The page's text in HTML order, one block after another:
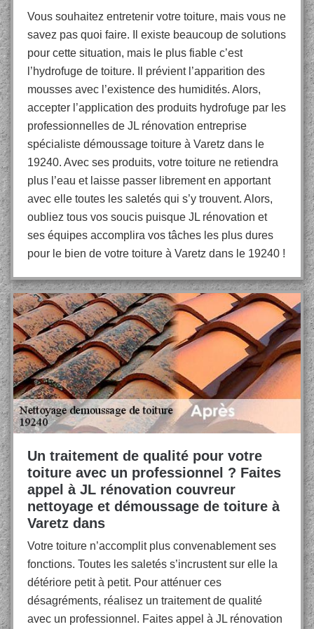
Vous souhaitez entretenir votre toiture, mais vous ne
savez pas quoi faire. Il existe beaucoup de solutions
pour cette situation, mais le plus fiable c’est
l’hydrofuge de toiture. Il prévient l’apparition des
mousses avec l’existence des humidités. Alors,
accepter l’application des produits hydrofuge par les
professionnelles de JL rénovation entreprise
spécialiste démoussage toiture à Varetz dans le
19240. Avec ses produits, votre toiture ne retiendra
plus l’eau et laisse passer librement en apportant
avec elle toutes les saletés qui s’y trouvent. Alors,
oubliez tous vos soucis puisque JL rénovation et
ses équipes accomplira vos tâches les plus dures
pour le bien de votre toiture à Varetz dans le 19240 !
Un traitement de qualité pour votre
toiture avec un professionnel ? Faites
appel à JL rénovation couvreur
nettoyage et démoussage de toiture à
Varetz dans
Votre toiture n’accomplit plus convenablement ses
fonctions. Toutes les saletés s’incrustent sur elle la
détériore petit à petit. Pour atténuer ces
désagréments, réalisez un traitement de qualité
avec un professionnel. Faites appel à JL rénovation